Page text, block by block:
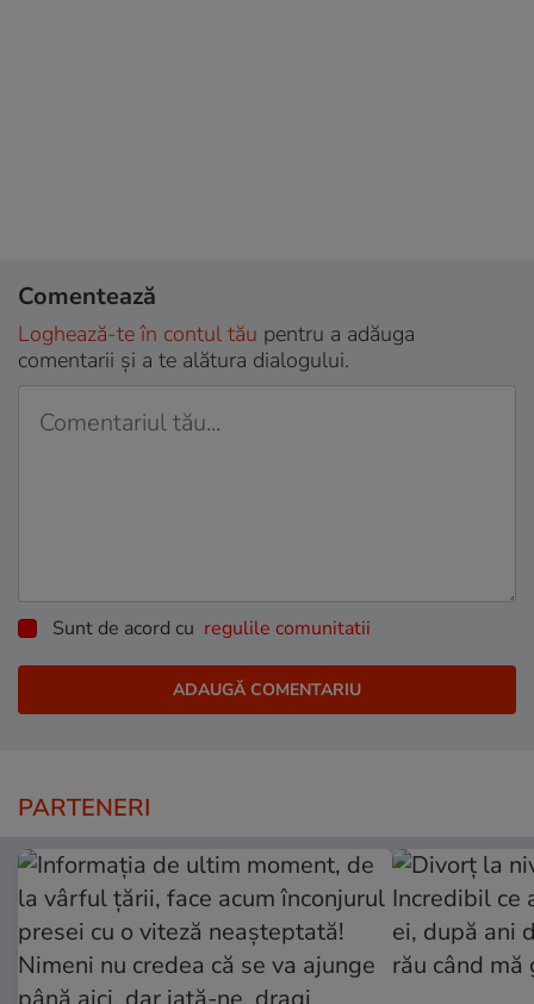
Comentează
Loghează-te în contul tău pentru a adăuga
comentarii și a te alătura dialogului.
Sunt de acord cu regulile comunitatii
PARTENERI